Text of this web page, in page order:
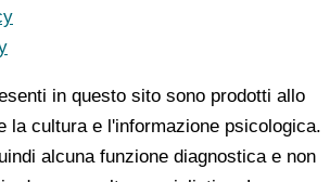
in questo sito sono prodotti allo
la cultura e l'informazione psicologica.
alcuna funzione diagnostica e non